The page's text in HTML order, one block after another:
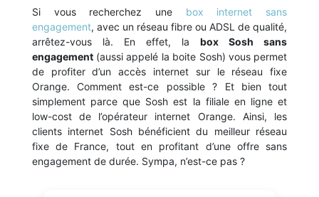
Si vous recherchez une box internet sans
engagement, avec un réseau fibre ou ADSL de qualité,
arrêtez-vous là. En effet, labox Sosh sans
engagement(aussi appelé la boite Sosh) vous permet
de profiter d’un accès internet sur le réseau fixe
Orange. Comment est-ce possible ? Et bien tout
simplement parce que Sosh est la filiale en ligne et
low-cost de l’opérateur internet Orange. Ainsi, les
clients internet Sosh bénéficient du meilleur réseau
fixe de France, tout en profitant d’une offre sans
engagement de durée. Sympa, n’est-ce pas ?